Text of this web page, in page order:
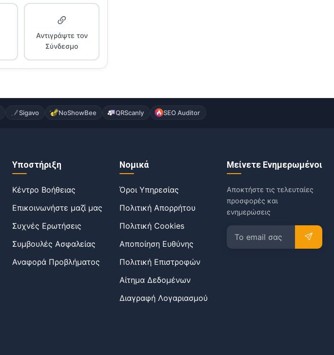
Αντιγράψτε τον
Σύνδεσμο
Sigavo NoShowBee QRScanly SEO Auditor
Υποστήριξη
Κέντρο Βοήθειας
Επικοινωνήστε μαζί μας
Συχνές Ερωτήσεις
Συμβουλές Ασφαλείας
Αναφορά Προβλήματος
Νομικά
Όροι Υπηρεσίας
Πολιτική Απορρήτου
Πολιτική Cookies
Αποποίηση Ευθύνης
Πολιτική Επιστροφών
Αίτημα Δεδομένων
Διαγραφή Λογαριασμού
Μείνετε Ενημερωμένοι
Αποκτήστε τις τελευταίες
προσφορές και
ενημερώσεις